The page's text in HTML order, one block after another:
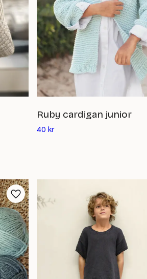
Ruby cardigan junior
40 krDet